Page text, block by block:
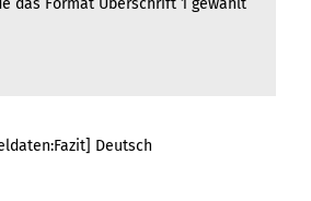
das Format Überschrift 1 gewählt
Deutsch